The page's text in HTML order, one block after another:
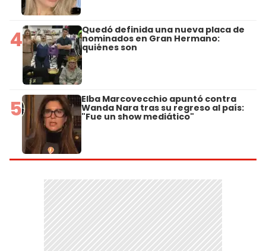
4 Quedó definida una nueva placa de
nominados en Gran Hermano:
quiénes son
5 Elba Marcovecchio apuntó contra
Wanda Nara tras su regreso al país:
"Fue un show mediático"